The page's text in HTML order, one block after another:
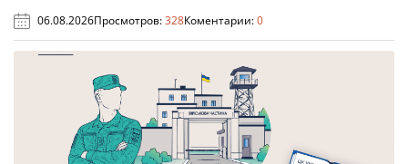
06.08.2026Просмотров:328Коментарии:0